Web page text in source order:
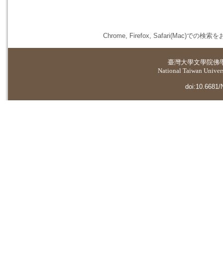
Chrome, Firefox, Safari(Mac)での検索を
臺灣大學文學院佛
National Taiwan
doi:10.6681/